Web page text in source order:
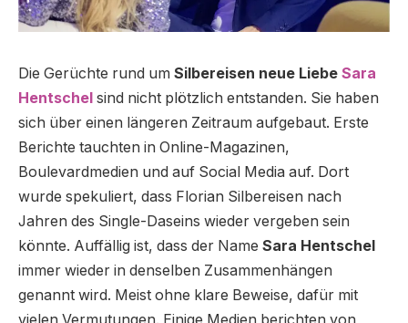
Die Gerüchte rund um Silbereisen neue Liebe Sara
Hentschel sind nicht plötzlich entstanden. Sie haben
sich über einen längeren Zeitraum aufgebaut. Erste
Berichte tauchten in Online-Magazinen,
Boulevardmedien und auf Social Media auf. Dort
wurde spekuliert, dass Florian Silbereisen nach
Jahren des Single-Daseins wieder vergeben sein
könnte. Auffällig ist, dass der Name Sara Hentschel
immer wieder in denselben Zusammenhängen
genannt wird. Meist ohne klare Beweise, dafür mit